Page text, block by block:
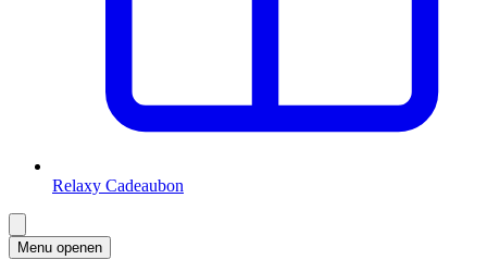
Relaxy Cadeaubon
Menu openen